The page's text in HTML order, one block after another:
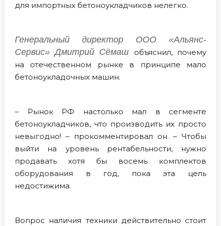
для импортных бетоноукладчиков нелегко.
Генеральный директор ООО «Альянс-
Сервис» Дмитрий Сёмаш
объяснил, почему
на отечественном рынке в принципе мало
бетоноукладочных машин.
– Рынок РФ настолько мал в сегменте
бетоноукладчиков, что производить их просто
невыгодно! – прокомментировал он. – Чтобы
выйти на уровень рентабельности, нужно
продавать хотя бы восемь комплектов
оборудования в год, пока эта цель
недостижима.
Вопрос наличия техники действительно стоит